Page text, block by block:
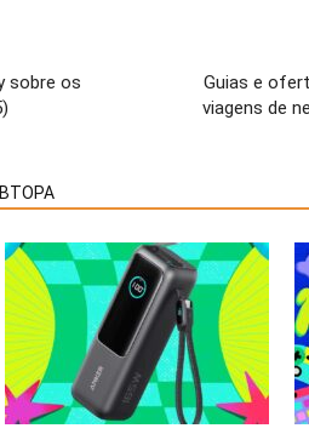
sobre os
Guias e
viagens de